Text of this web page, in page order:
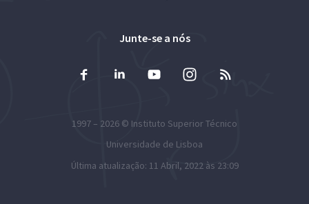
Junte-se a nós
1997 – 2026 © Instituto Superior Técnico
Universidade de Lisboa
Última atualização: 11 Abril, 2022 às 23:09